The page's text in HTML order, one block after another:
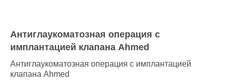
Антиглаукоматозная операция с
имплантацией клапана Ahmed
Антиглаукоматозная операция с имплантацией
клапана Ahmed